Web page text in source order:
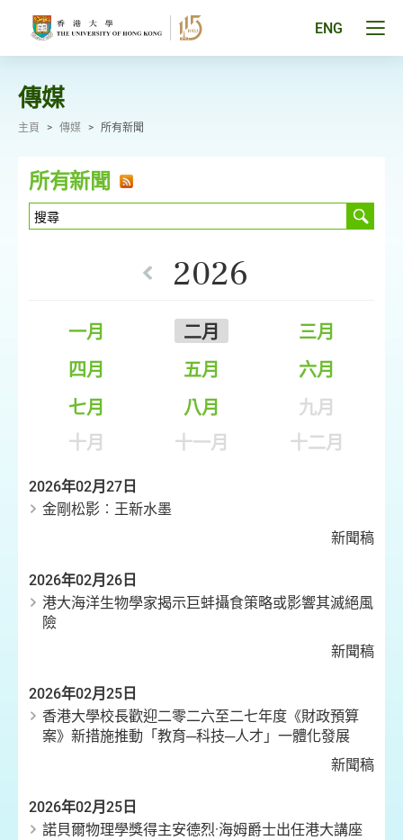
ENG
傳媒
主頁 > 傳媒 > 所有新聞
所有新聞
2026
一月 二月
三月
四月
五月
六月
七月
八月
九月
十月
十一月 十二月
2026年02月27日
金剛松影︰王新水墨
新聞稿
2026年02月26日
港大海洋生物學家揭示巨蚌攝食策略或影響其滅絕風
險
新聞稿
2026年02月25日
香港大學校長歡迎二零二六至二七年度《財政預算
案》新措施推動「教育─科技─人才」一體化發展
新聞稿
2026年02月25日
諾貝爾物理學獎得主安德烈·海姆爵士出任港大講座